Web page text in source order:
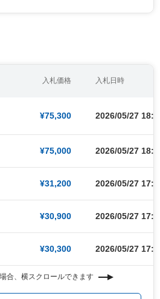
入札価格 入札日時
¥75,300 2026/05/27
¥75,000 2026/05/27
¥31,200 2026/05/27
¥30,900 2026/05/27
¥30,300 2026/05/27
合、横スクロールできます